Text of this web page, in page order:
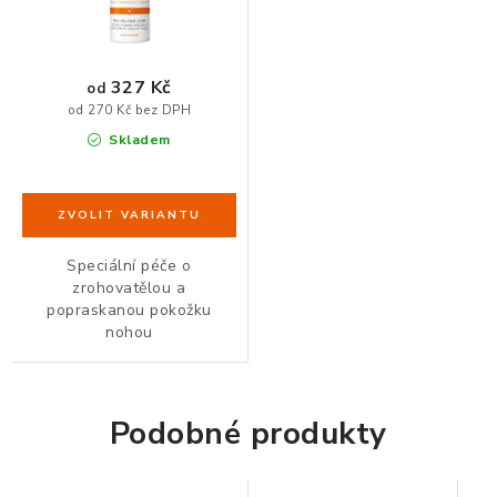
ZDRAVÁ KANCELÁŘ
O nákupu Reklamace, výměna a vrácení
Naše realizace, inspirace a návody
Skladem
od 270 Kč bez DPH
od 327 Kč
Speciální péče o
zrohovatělou a
popraskanou pokožku
nohou
Podobné produkty